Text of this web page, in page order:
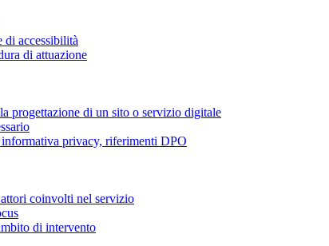
di accessibilità
di attuazione
progettazione di un sito o servizio digitale
privacy, riferimenti DPO
coinvolti nel servizio
di intervento